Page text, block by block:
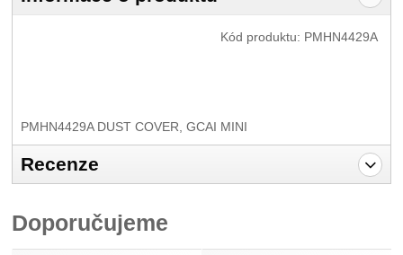
Kód produktu: PMHN4429A
PMHN4429A DUST COVER, GCAI MINI
Recenze
Recenze
Doporučujeme